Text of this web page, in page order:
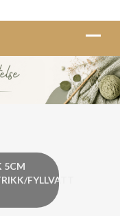
FYLLVATT
5CM